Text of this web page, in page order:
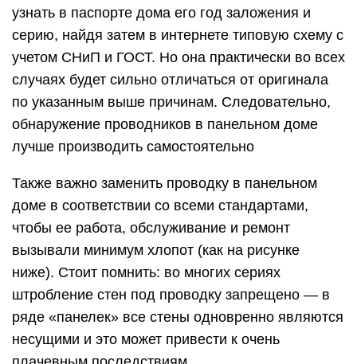
узнать в паспорте дома его год заложения и
серию, найдя затем в интернете типовую схему с
учетом СНиП и ГОСТ. Но она практически во всех
случаях будет сильно отличаться от оригинала
по указанным выше причинам. Следовательно,
обнаружение проводников в панельном доме
лучше производить самостоятельно
Также важно заменить проводку в панельном
доме в соответствии со всеми стандартами,
чтобы ее работа, обслуживание и ремонт
вызывали минимум хлопот (как на рисунке
ниже). Стоит помнить: во многих сериях
штробление стен под проводку запрещено — в
ряде «панелек» все стены одновренно являются
несущими и это может привести к очень